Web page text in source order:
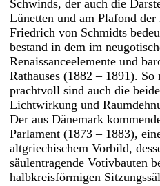
Schwinds, der auch die
Lünetten und am Plafond der
Friedrich von Schmidts
bestand in dem im
Renaissanceelemente und
Rathauses (1882 – 1891).
prachtvoll sind auch die
Lichtwirkung und
Der aus Dänemark
Parlament (1873 – 1883),
altgriechischem Vorbild,
säulentragende Votivbauten
halbkreisförmigen